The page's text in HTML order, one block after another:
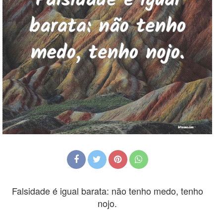
Falsidade é igual barata: não tenho medo, tenho
nojo.